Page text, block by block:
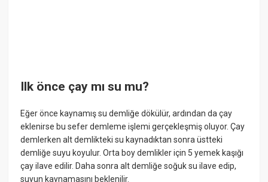
Ilk önce çay mı su mu?
Eğer önce kaynamış su demliğe dökülür, ardından da çay
eklenirse bu sefer demleme işlemi gerçekleşmiş oluyor. Çay
demlerken alt demlikteki su kaynadıktan sonra üstteki
demliğe suyu koyulur. Orta boy demlikler için 5 yemek kaşığı
çay ilave edilir. Daha sonra alt demliğe soğuk su ilave edip,
suyun kaynamasını beklenilir.